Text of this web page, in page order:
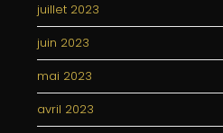
juillet 2023
juin 2023
mai 2023
avril 2023